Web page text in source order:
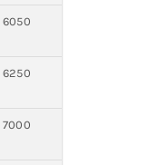
6050
6250
7000